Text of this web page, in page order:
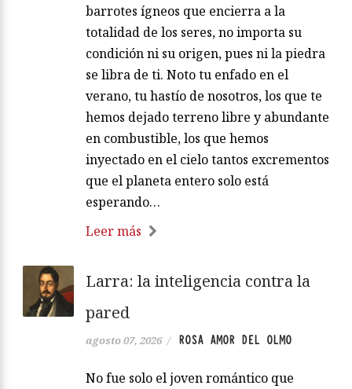
barrotes ígneos que encierra a la
totalidad de los seres, no importa su
condición ni su origen, pues ni la piedra
se libra de ti. Noto tu enfado en el
verano, tu hastío de nosotros, los que te
hemos dejado terreno libre y abundante
en combustible, los que hemos
inyectado en el cielo tantos excrementos
que el planeta entero solo está
esperando…
Leer más
Larra: la inteligencia contra la
pared
agosto 07, 2026 / ROSA AMOR DEL OLMO
No fue solo el joven romántico que